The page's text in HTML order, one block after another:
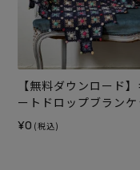
【無料ダウンロード】
ートドロップブランケ
（レシピ）
¥0 (税込)